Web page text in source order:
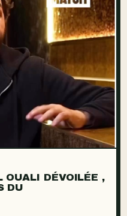
OUALI DÉVOILÉE ,
DU